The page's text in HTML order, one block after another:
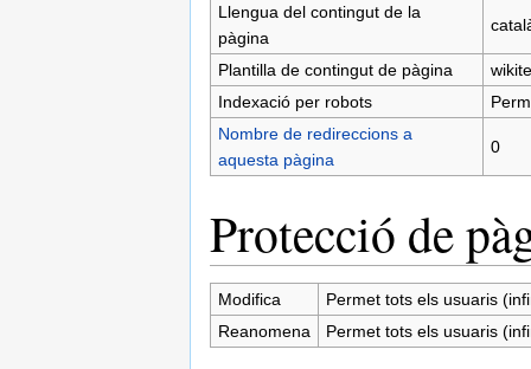
Llengua del contingut de la
pàgina
Plantilla de contingut de pàgina
Indexació per robots
Nombre de redireccions a
aquesta pàgina
0
Protecció de
Modifica
Permet tots els usuaris
Reanomena
Permet tots els usuaris